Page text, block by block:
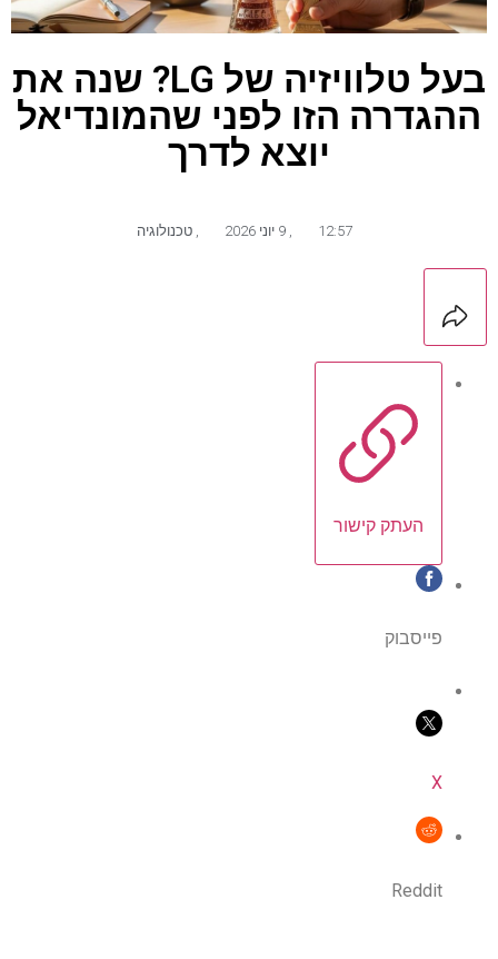
בעל טלוויזיה של LG? שנה את
ההגדרה הזו לפני שהמונדיאל
יוצא לדרך
12:57 טכנולוגיה
העתק קישור
פייסבוק
X
Reddit